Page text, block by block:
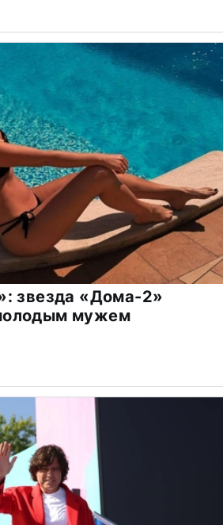
звезда «Дома-2»
мужем